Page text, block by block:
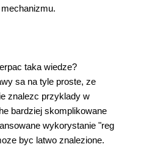
taka wiedze?
sa na tyle proste, ze
znalezc przyklady w
bardziej skomplikowane
wykorystanie "reg
byc latwo znalezione.